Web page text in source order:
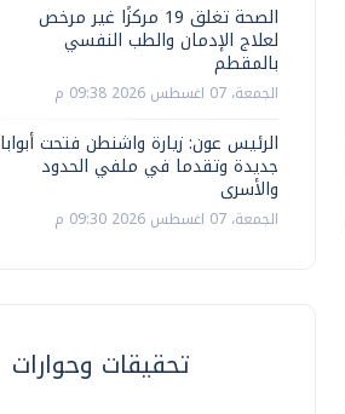
الصحة تغلق 19 مركزًا غير مرخص
لعلاج الإدمان والطب النفسي
بالمقطم
الجمعة، 07 اغسطس 2026 09:38 م
الرئيس عون: زيارة واشنطن فتحت أبوابا
جديدة وتقدما في ملفي الحدود
والأسرى
الجمعة، 07 اغسطس 2026 09:30 م
تحقيقات وحوارات